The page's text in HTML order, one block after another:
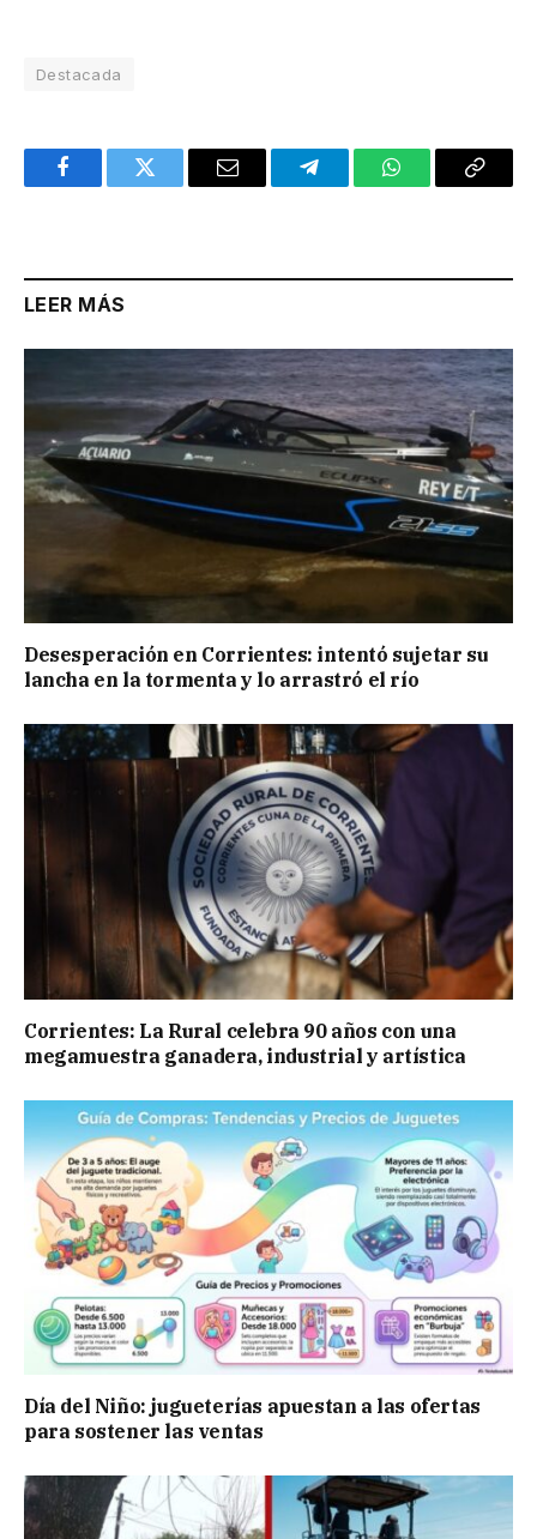
Destacada
FacebookTwitter Email TelegramWhatsAppCopy
LEER MÁS
Desesperación en Corrientes: intentó sujetar su
lancha en la tormenta y lo arrastró el río
Corrientes: La Rural celebra 90 años con una
megamuestra ganadera, industrial y artística
Día del Niño: jugueterías apuestan a las ofertas
para sostener las ventas